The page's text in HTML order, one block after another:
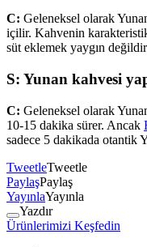
C: Geleneksel olarak
içilir. Kahvenin
süt eklemek yaygın
S: Yunan kahvesi
C: Geleneksel olarak
10-15 dakika sürer. Ancak
sadece 5 dakikada otantik
TweetleTweetle
PaylaşPaylaş
YayınlaYayınla
Yazdır
Ürünlerimizi Keşfedin